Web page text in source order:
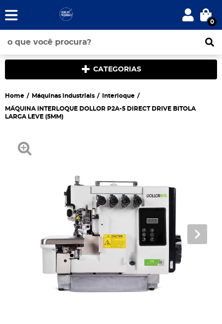
0
CATEGORIAS
Home Máquinas industriais Interloque
MÁQUINA INTERLOQUE DOLLOR P2A-5 DIRECT DRIVE BITOLA
LARGA LEVE (5MM)